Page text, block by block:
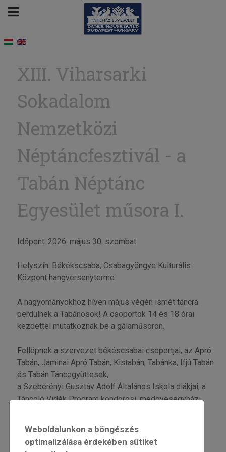
XIII. Viharsarki
Sokadalom
Nemzetközi
Néptáncfesztivál - a
Tabán Néptánc
Egyesület műsora I.
Időpont: 2026. május 30. szombat
Helyszín: Békékscsaba, Csabagyöngye Kulturális
Központ hangversenyterme
A hagyományokhoz híven május végén ismét táncra
perdülnek a Tabánosok! A csoportok 14 és 18 órai
kezdettel mutatkoznak be a gálaműsoron.
Fellépnek a szervezet békéscsabai csoportjai, az Apró
Tabán, Jaminai Apró Tabán, Kistabán, Tabánka, Ifjú Tabán
és Tabán Táncegyüttesek,
a Szeberényi Gusztáv Adolf Általános Iskola diákjai, a
Táncoló Vidék Program kondorosi, medgyesegyházi,
Kísér a Bakos Zenekar.
Weboldalunkon a böngészés
optimalizálása érdekében sütiket